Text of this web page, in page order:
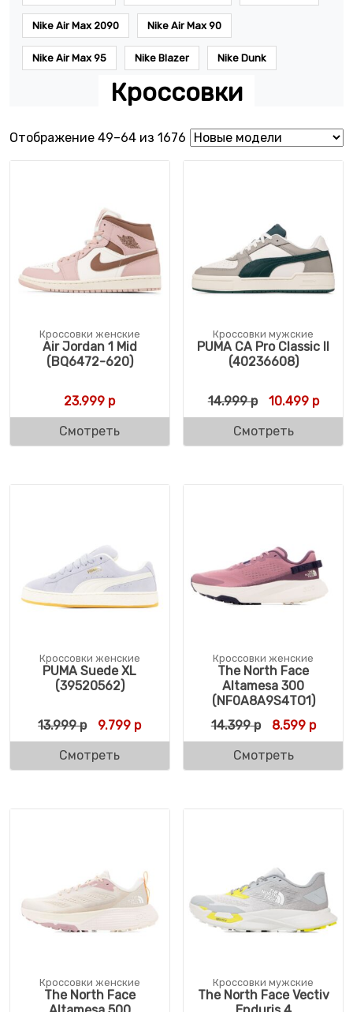
Кроссовки
Отображение 49–64 из 1676 Сортировка: самые
Кроссовки женские
Air Jordan 1 Mid
(BQ6472-620)
23.999 р
Смотреть
Кроссовки мужские
PUMA CA Pro Classic II
(40236608)
14.999р 10.499р
Смотреть
Кроссовки женские
PUMA Suede XL
(39520562)
13.999р Первоначальная цена составляла 13.999
9.799 рТекущая цена: 9.799 р.
Смотреть
Кроссовки женские
The North Face
Altamesa 300
(NF0A8A9S4TO1)
14.399р 8.599р
Смотреть
Кроссовки женские
The North Face
Кроссовки мужские
The North Face Vectiv
Nike Air Max 2090 Nike Air Max 90
Nike Air Max 95 Nike Blazer Nike Dunk